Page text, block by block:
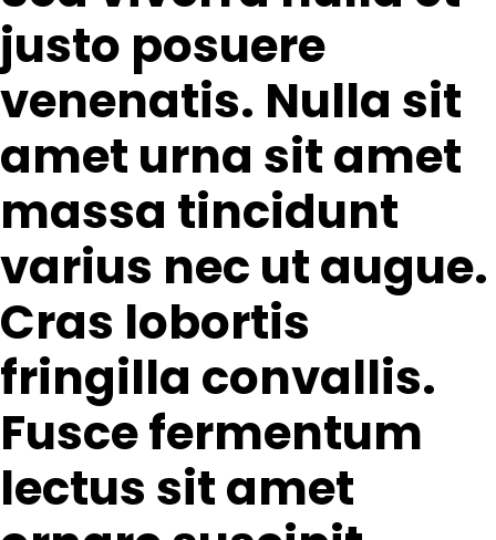
justo posuere
venenatis. Nulla sit
amet urna sit amet
massa tincidunt
varius nec ut augue.
Cras lobortis
fringilla convallis.
Fusce fermentum
lectus sit amet